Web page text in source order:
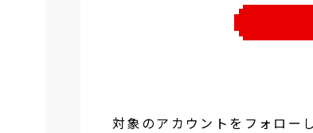
対象のアカウントをフォロー